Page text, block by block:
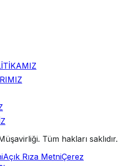
. Tüm hakları saklıdır.
Açık Rıza MetniÇerez